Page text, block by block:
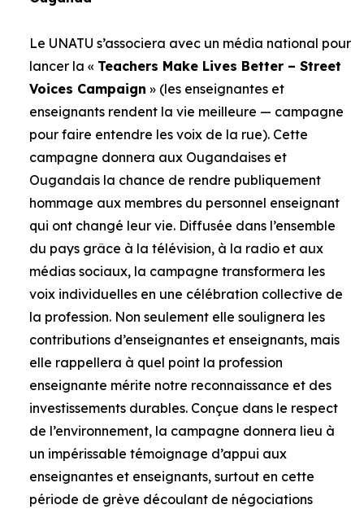
Le UNATU s’associera avec un média national pour
lancer la « Teachers Make Lives Better – Street
Voices Campaign » (les enseignantes et
enseignants rendent la vie meilleure — campagne
pour faire entendre les voix de la rue). Cette
campagne donnera aux Ougandaises et
Ougandais la chance de rendre publiquement
hommage aux membres du personnel enseignant
qui ont changé leur vie. Diffusée dans l’ensemble
du pays grâce à la télévision, à la radio et aux
médias sociaux, la campagne transformera les
voix individuelles en une célébration collective de
la profession. Non seulement elle soulignera les
contributions d’enseignantes et enseignants, mais
elle rappellera à quel point la profession
enseignante mérite notre reconnaissance et des
investissements durables. Conçue dans le respect
de l’environnement, la campagne donnera lieu à
un impérissable témoignage d’appui aux
enseignantes et enseignants, surtout en cette
période de grève découlant de négociations